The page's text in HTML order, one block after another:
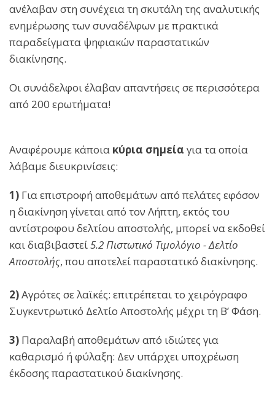
ανέλαβαν στη συνέχεια τη σκυτάλη της αναλυτικής
ενημέρωσης των συναδέλφων με πρακτικά
παραδείγματα ψηφιακών παραστατικών
διακίνησης.
Οι συνάδελφοι έλαβαν απαντήσεις σε περισσότερα
από 200 ερωτήματα!
Αναφέρουμε κάποια κύρια σημεία για τα οποία
λάβαμε διευκρινίσεις:
1) Για επιστροφή αποθεμάτων από πελάτες εφόσον
η διακίνηση γίνεται από τον Λήπτη, εκτός του
αντίστροφου δελτίου αποστολής, μπορεί να εκδοθεί
και διαβιβαστεί5.2 Πιστωτικό Τιμολόγιο - Δελτίο
Αποστολής, που αποτελεί παραστατικό διακίνησης.
2)Αγρότες σε λαϊκές: επιτρέπεται το χειρόγραφο
Συγκεντρωτικό Δελτίο Αποστολής μέχρι τη Β’ Φάση.
3) Παραλαβή αποθεμάτων από ιδιώτες για
καθαρισμό ή φύλαξη: Δεν υπάρχει υποχρέωση
έκδοσης παραστατικού διακίνησης.